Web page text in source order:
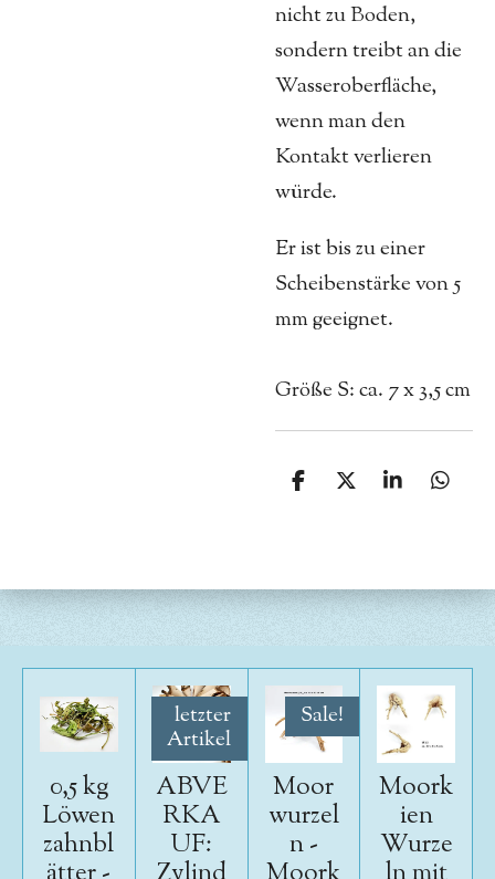
nicht zu Boden,
sondern treibt an die
Wasseroberfläche,
wenn man den
Kontakt verlieren
würde.
Er ist bis zu einer
Scheibenstärke von 5
mm geeignet.
Größe S: ca. 7 x 3,5 cm
T
n
T
n
T
n
T
n
0,5 kg
Löwen
zahnbl
letzter
Artikel
ABVE
RKA
UF:
Sale!
Moor
wurzel
n -
Moork
ien
Wurze